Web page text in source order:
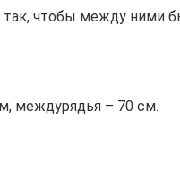
так, чтобы между ними
междурядья – 70 см.